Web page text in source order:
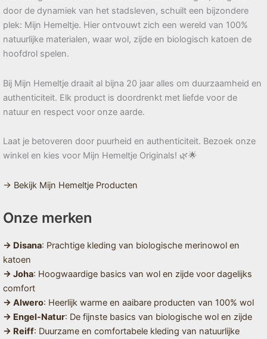
door de dynamiek van het stadsleven, schuilt een bijzondere
plek: Mijn Hemeltje. Hier ontvouwt zich een wereld van 100%
natuurlijke materialen, waar wol, zijde en biologisch katoen de
hoofdrol spelen.
Bij Mijn Hemeltje draait al bijna 20 jaar alles om duurzaamheid en
authenticiteit. Elk product is doordrenkt met liefde voor de
natuur en respect voor onze aarde.
Laat je betoveren door puurheid en authenticiteit. Bezoek onze
winkel en kies voor Mijn Hemeltje Originals! 🌿🌟
→ Bekijk Mijn Hemeltje Producten
Onze merken
→ Disana: Prachtige kleding van biologische merinowol en
katoen
→ Joha: Hoogwaardige basics van wol en zijde voor dagelijks
comfort
→ Alwero: Heerlijk warme en aaibare producten van 100% wol
→ Engel-Natur: De fijnste basics van biologische wol en zijde
→ Reiff: Duurzame en comfortabele kleding van natuurlijke